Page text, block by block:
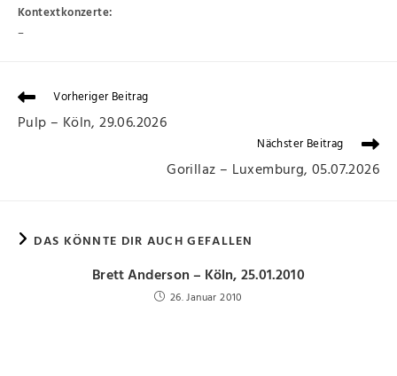
Kontextkonzerte:
–
Vorheriger Beitrag
Pulp – Köln, 29.06.2026
Nächster Beitrag
Gorillaz – Luxemburg, 05.07.2026
DAS KÖNNTE DIR AUCH GEFALLEN
Brett Anderson – Köln, 25.01.2010
26. Januar 2010